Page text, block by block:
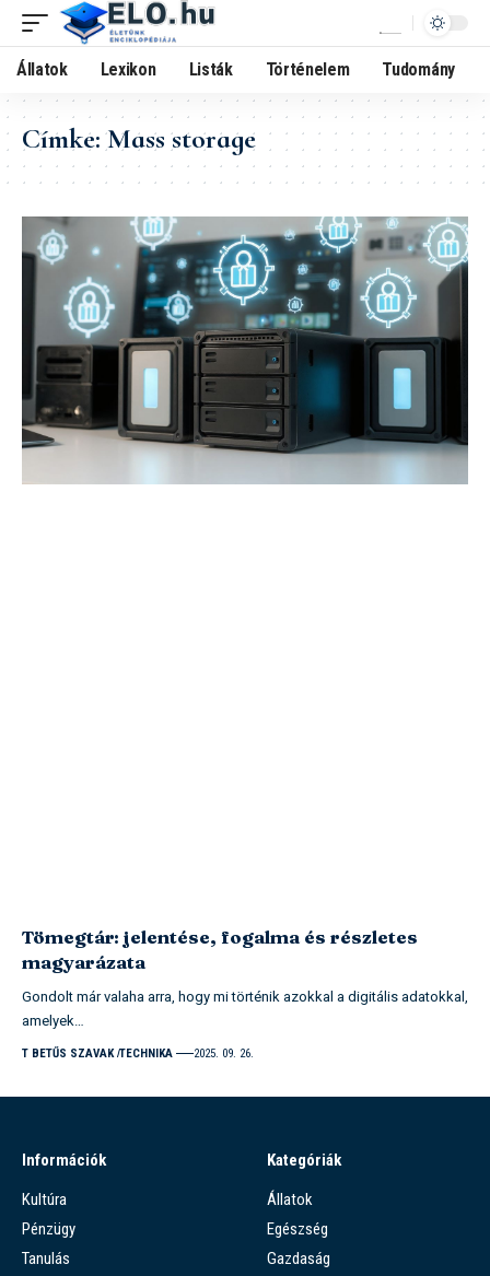
Állatok Lexikon Listák Történelem Tudomány
Címke:Mass storage
Tömegtár: jelentése, fogalma és részletes
magyarázata
Gondolt már valaha arra, hogy mi történik azokkal a digitális adatokkal,
amelyek…
T BETŰS SZAVAK TECHNIKA 2025. 09. 26.
Információk
Kultúra
Pénzügy
Tanulás
Kategóriák
Állatok
Egészség
Gazdaság